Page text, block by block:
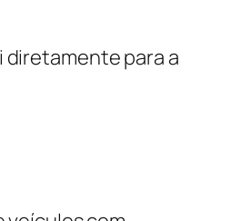
diretamente para a